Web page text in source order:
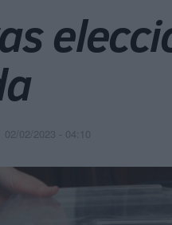
02/02/2023 - 04:10